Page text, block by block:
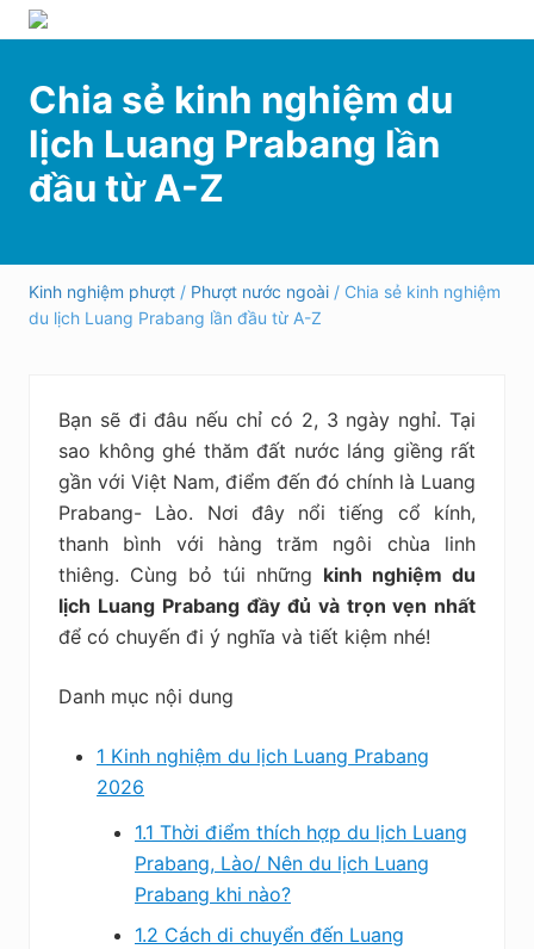
Menu
Skip
to
header
navigation
Skip
to
content
qua
sidebar
Hướng
đi
phượt,
du
lịch
tự
túc
và
ngoài
nước
an
nghiệm,
kiệm
Chia sẻ kinh nghiệm du
lịch Luang Prabang lần
đầu từ A-Z
Kinh nghiệm phượt / Phượt nước ngoài / Chia sẻ kinh nghiệm
du lịch Luang Prabang lần đầu từ A-Z
Bạn sẽ đi đâu nếu chỉ có 2, 3 ngày nghỉ. Tại
sao không ghé thăm đất nước láng giềng rất
gần với Việt Nam, điểm đến đó chính là Luang
Prabang- Lào. Nơi đây nổi tiếng cổ kính,
thanh bình với hàng trăm ngôi chùa linh
thiêng. Cùng bỏ túi những kinh nghiệm du
lịch Luang Prabang đầy đủ và trọn vẹn nhất
để có chuyến đi ý nghĩa và tiết kiệm nhé!
Danh mục nội dung
1 Kinh nghiệm du lịch Luang Prabang
2026
1.1 Thời điểm thích hợp du lịch Luang
Prabang, Lào/ Nên du lịch Luang
Prabang khi nào?
1.2 Cách di chuyển đến Luang